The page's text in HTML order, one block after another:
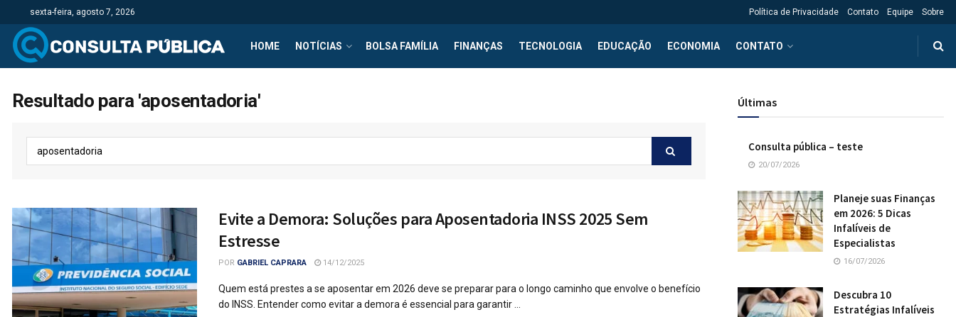
sexta-feira, agosto 7, 2026 Política de Privacidade Contato Equipe Sobre
HOME NOTÍCIAS BOLSA FAMÍLIA FINANÇAS TECNOLOGIA EDUCAÇÃO ECONOMIA CONTATO
Resultado para 'aposentadoria'
Evite a Demora: Soluções para Aposentadoria INSS 2025 Sem
Estresse
POR GABRIEL CAPRARA 14/12/2025
Quem está prestes a se aposentar em 2026 deve se preparar para o longo caminho que envolve o benefício
do INSS. Entender como evitar a demora é essencial para garantir ...
Últimas
Consulta pública – teste
20/07/2026
Planeje suas Finanças
em 2026: 5 Dicas
Infalíveis de
Especialistas
16/07/2026
Descubra 10
Estratégias Infalíveis